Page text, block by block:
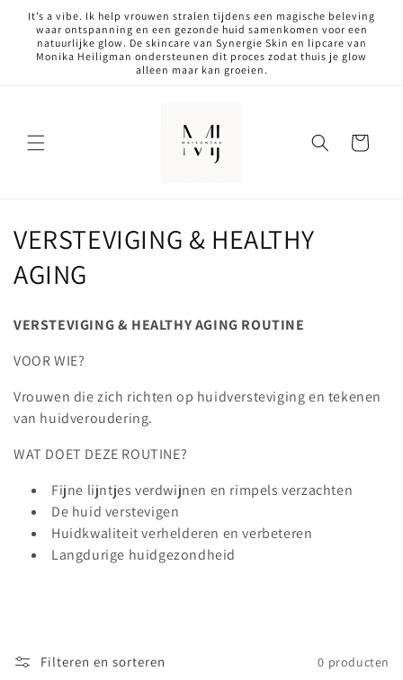
naar de
content
It’s a vibe. Ik help vrouwen stralen tijdens een magische beleving
waar ontspanning en een gezonde huid samenkomen voor een
natuurlijke glow. De skincare van Synergie Skin en lipcare van
Monika Heiligman ondersteunen dit proces zodat thuis je glow
alleen maar kan groeien.
Winkelwagen
C
o
e
c
t
VERSTEVIGING & HEALTHY
AGING
VERSTEVIGING & HEALTHY AGING ROUTINE
VOOR WIE?
Vrouwen die zich richten op huidversteviging en tekenen
van huidveroudering.
WAT DOET DEZE ROUTINE?
Fijne lijntjes verdwijnen en rimpels verzachten
De huid verstevigen
Huidkwaliteit verhelderen en verbeteren
Langdurige huidgezondheid
Filteren en sorteren 0 producten